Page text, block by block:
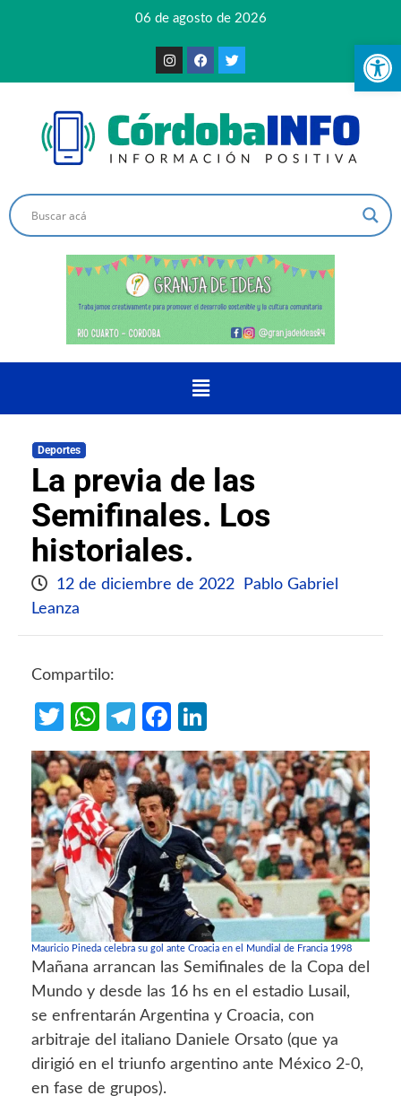
06 de agosto de 2026
Deportes
La previa de las
Semifinales. Los
historiales.
12 de diciembre de 2022
Pablo Gabriel
Leanza
Compartilo:
Twitter
WhatsApp
Telegram
Facebook
Mauricio Pineda celebra su gol ante Croacia en el Mundial de Francia 1998
Mañana arrancan las Semifinales de la Copa del
Mundo y desde las 16 hs en el estadio Lusail,
se enfrentarán Argentina y Croacia, con
arbitraje del italiano Daniele Orsato (que ya
dirigió en el triunfo argentino ante México 2-0,
en fase de grupos).